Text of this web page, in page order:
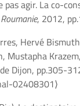
pas agir. La co-
, 2012,
Hervé
Mustapha
Dijon, pp.305-
02408301⟩